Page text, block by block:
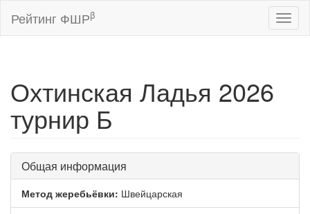
Рейтинг ФШРβ
Охтинская Ладья 2026
турнир Б
Общая информация
Метод жеребьёвки: Швейцарская